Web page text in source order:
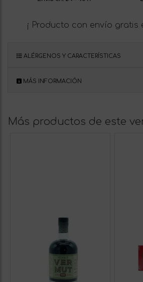
¡ Producto con envío gratis
ALÉRGENOS Y CARACTERÍSTICAS
MÁS INFORMACIÓN
Más productos de este